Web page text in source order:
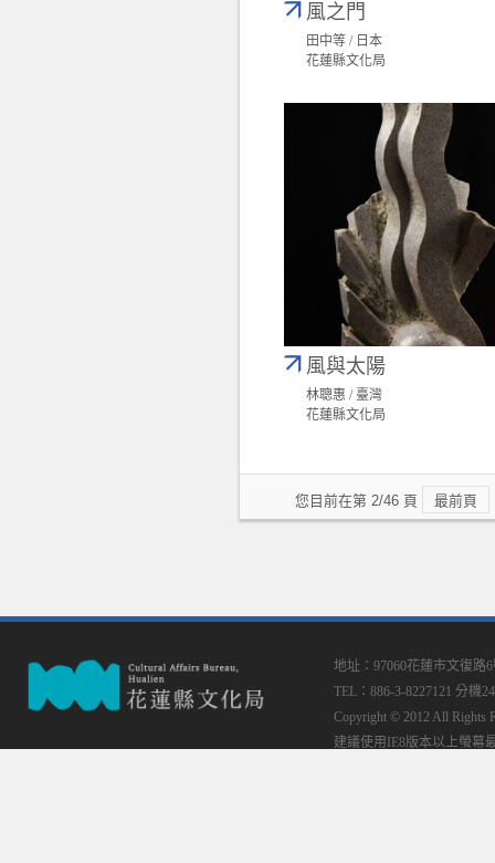
風之門
田中等 / 日本
花蓮縣文化局
風與太陽
林聰惠 / 臺灣
花蓮縣文化局
您目前在第 2/46 頁 最前頁
地址：97060花蓮市文復路
TEL：886-3-8227121 分機
Copyright © 2012 All Rights
建議使用IE8版本以上螢幕